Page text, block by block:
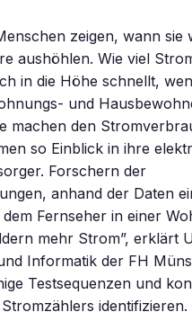
zeigen, wann sie
aushöhlen. Wie viel
in die Höhe schnellt,
und
machen den
so Einblick in ihre
Forschern der
anhand der Daten
Fernseher in einer
mehr Strom”, erklärt
Informatik der FH
Testsequenzen und
identifizieren.